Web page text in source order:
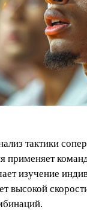
тактики
применяет
изучение
высокой